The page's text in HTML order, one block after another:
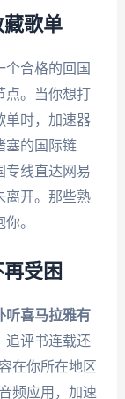
歌单
个合格的回国
点。当你想打
单时，加速器
塞的国际链
专线直达网易
离开。那些熟
。
受困
听喜马拉雅有
追评书连载还
在你所在地区
频应用，加速